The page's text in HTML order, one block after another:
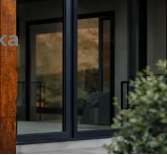
❌ Nevhodná montáž
❌ Podcenění okolí
Péče o corten: co je (a není)
Rizika a omezení použití cortenu
Shrnutí